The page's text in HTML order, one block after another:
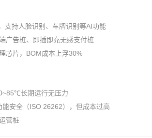
支持人脸识别、车牌识别等AI功能
广告桩、即插即充无感支付桩
芯片，BOM成本上浮30%
长期运行无压力
安全（ISO 26262），但成本过高
营桩